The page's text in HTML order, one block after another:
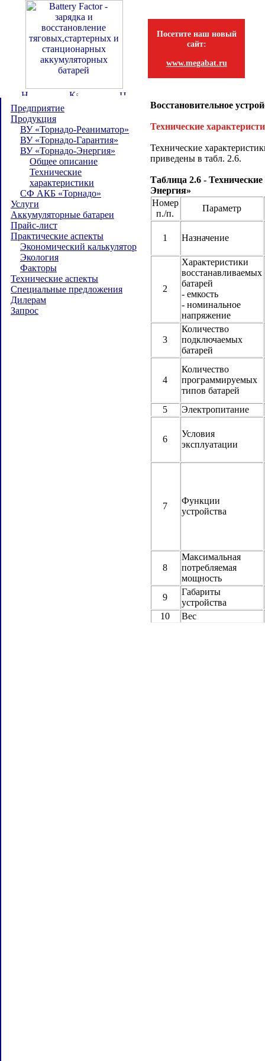
Посетите наш новый
сайт:
www.megabat.ru
Предприятие
Продукция
ВУ «Торнадо-Реаниматор»
ВУ «Торнадо-Гарантия»
ВУ «Торнадо-Энергия»
Общее описание
Технические
характеристики
СФ АКБ «Торнадо»
Услуги
Аккумуляторные батареи
Прайс-лист
Практические аспекты
Экономический калькулятор
Экология
Факторы
Технические аспекты
Специальные предложения
Дилерам
Запрос
Восстановительное
Технические
Технические
приведены в табл. 2.6.
Таблица 2.6 -
Энергия»
Номер
п./п.
Параметр
1 Назначение
2
Характеристики
восстанавливаемых
батарей
- емкость
- номинальное
напряжение
3
Количество
подключаемых
батарей
4
Количество
программируемых
типов батарей
5
Электропитание
6
Условия
эксплуатации
7
Функции
устройства
8
Максимальная
потребляемая
мощность
9
Габариты
устройства
10
Вес